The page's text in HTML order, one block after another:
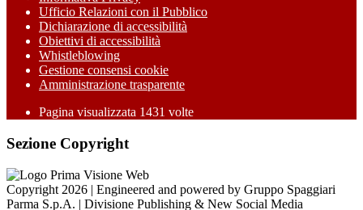
Ufficio Relazioni con il Pubblico
Dichiarazione di accessibilità
Obiettivi di accessibilità
Whistleblowing
Gestione consensi cookie
Amministrazione trasparente
Pagina visualizzata 1431 volte
Sezione Copyright
Copyright 2026 | Engineered and powered by Gruppo Spaggiari
Parma S.p.A. | Divisione Publishing & New Social Media